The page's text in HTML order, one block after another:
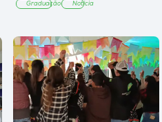
Graduação Notícia